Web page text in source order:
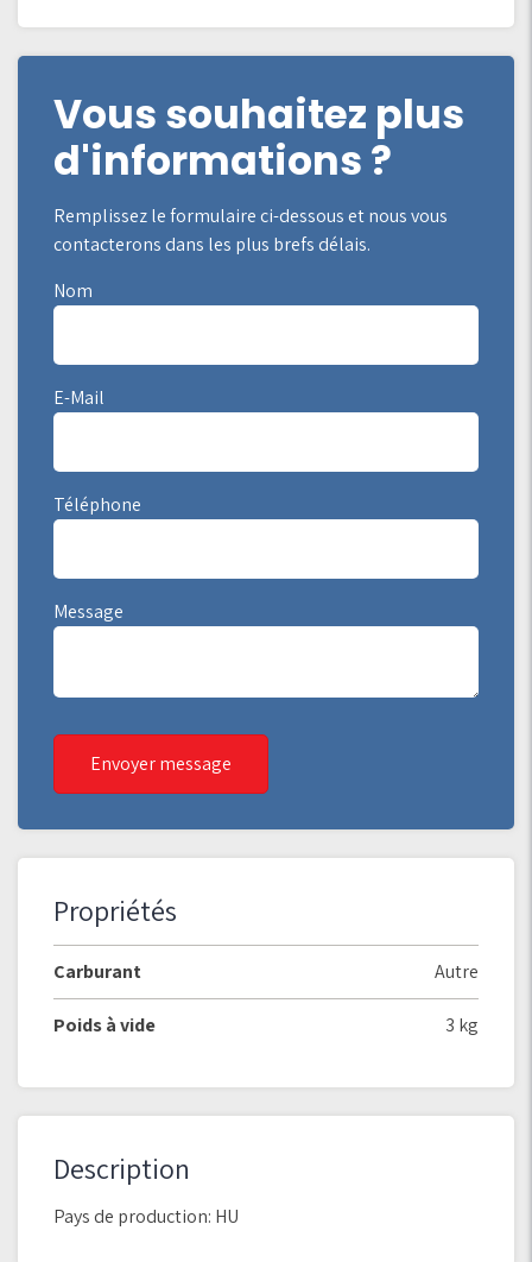
Vous souhaitez plus
d'informations ?
Remplissez le formulaire ci-dessous et nous vous
contacterons dans les plus brefs délais.
Nom
E-Mail
Téléphone
Message
Envoyer message
Propriétés
Carburant Autre
Poids à vide 3 kg
Description
Pays de production: HU